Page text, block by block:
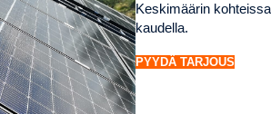
Keskimäärin
kaudella.
PYYDÄ TARJOUS